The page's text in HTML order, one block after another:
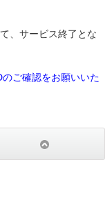
、サービス終了とな
ご確認をお願いいた